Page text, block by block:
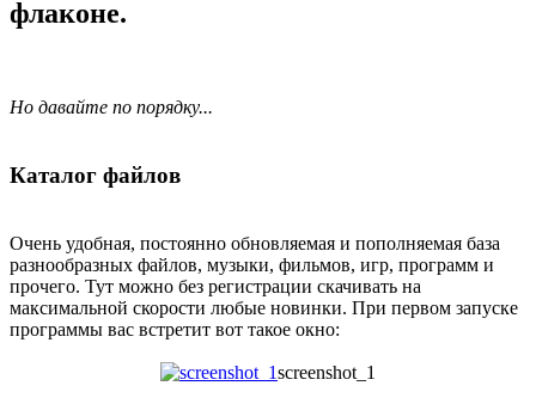
флаконе.
Но давайте по порядку...
Каталог файлов
Очень удобная, постоянно обновляемая и пополняемая база
разнообразных файлов, музыки, фильмов, игр, программ и
прочего. Тут можно без регистрации скачивать на
максимальной скорости любые новинки. При первом запуске
программы вас встретит вот такое окно:
screenshot_1